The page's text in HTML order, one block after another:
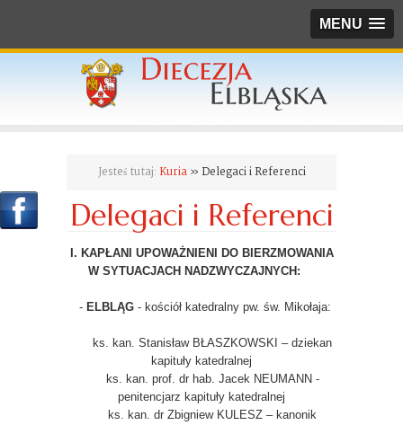
MENU
Jesteś tutaj: Kuria» Delegaci i Referenci
Delegaci i Referenci
I. KAPŁANI UPOWAŻNIENI DO BIERZMOWANIA
W SYTUACJACH NADZWYCZAJNYCH:
- ELBLĄG - kościół katedralny pw. św. Mikołaja:
ks. kan. Stanisław BŁASZKOWSKI – dziekan
kapituły katedralnej
ks. kan. prof. dr hab. Jacek NEUMANN -
penitencjarz kapituły katedralnej
ks. kan. dr Zbigniew KULESZ – kanonik